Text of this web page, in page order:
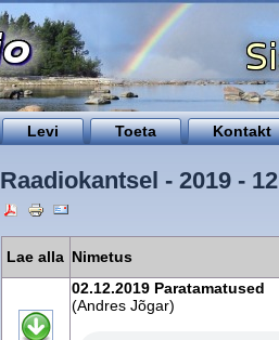
Levi Toeta Kontakt
Raadiokantsel - 2019 - 12
Lae alla Nimetus
02.12.2019 Paratamatused
(Andres Jõgar)